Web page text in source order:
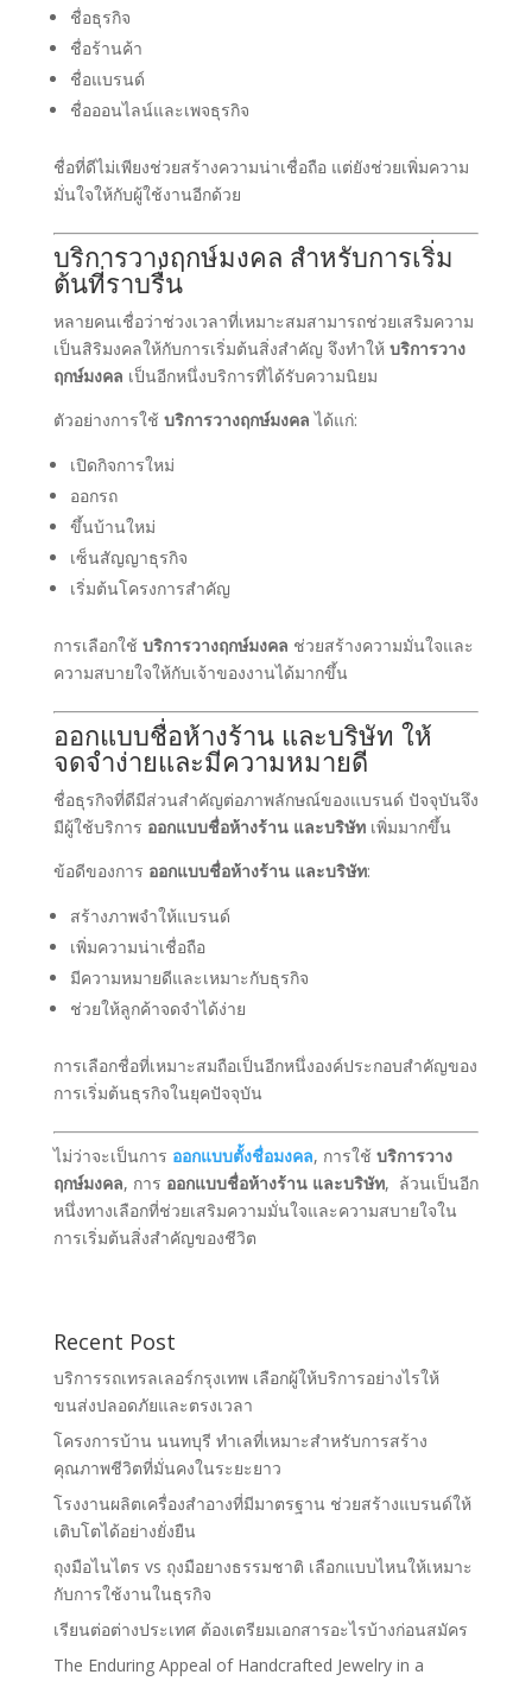
ชื่อธุรกิจ
ชื่อร้านค้า
ชื่อแบรนด์
ชื่อออนไลน์และเพจธุรกิจ
ชื่อที่ดีไม่เพียงช่วยสร้างความน่าเชื่อถือ แต่ยังช่วยเพิ่มความ
มั่นใจให้กับผู้ใช้งานอีกด้วย
บริการวางฤกษ์มงคล สำหรับการเริ่ม
ต้นที่ราบรื่น
หลายคนเชื่อว่าช่วงเวลาที่เหมาะสมสามารถช่วยเสริมความ
เป็นสิริมงคลให้กับการเริ่มต้นสิ่งสำคัญ จึงทำให้ บริการวาง
ฤกษ์มงคล เป็นอีกหนึ่งบริการที่ได้รับความนิยม
ตัวอย่างการใช้ บริการวางฤกษ์มงคล ได้แก่:
เปิดกิจการใหม่
ออกรถ
ขึ้นบ้านใหม่
เซ็นสัญญาธุรกิจ
เริ่มต้นโครงการสำคัญ
การเลือกใช้ บริการวางฤกษ์มงคล ช่วยสร้างความมั่นใจและ
ความสบายใจให้กับเจ้าของงานได้มากขึ้น
ออกแบบชื่อห้างร้าน และบริษัท ให้
จดจำง่ายและมีความหมายดี
ชื่อธุรกิจที่ดีมีส่วนสำคัญต่อภาพลักษณ์ของแบรนด์ ปัจจุบันจึง
มีผู้ใช้บริการ ออกแบบชื่อห้างร้าน และบริษัทเพิ่มมากขึ้น
ข้อดีของการ ออกแบบชื่อห้างร้าน และบริษัท:
สร้างภาพจำให้แบรนด์
เพิ่มความน่าเชื่อถือ
มีความหมายดีและเหมาะกับธุรกิจ
ช่วยให้ลูกค้าจดจำได้ง่าย
การเลือกชื่อที่เหมาะสมถือเป็นอีกหนึ่งองค์ประกอบสำคัญของ
การเริ่มต้นธุรกิจในยุคปัจจุบัน
ไม่ว่าจะเป็นการ ออกแบบตั้งชื่อมงคล, การใช้ บริการวาง
ฤกษ์มงคล, การ ออกแบบชื่อห้างร้าน และบริษัท, ล้วนเป็นอีก
หนึ่งทางเลือกที่ช่วยเสริมความมั่นใจและความสบายใจใน
การเริ่มต้นสิ่งสำคัญของชีวิต
Recent Post
บริการรถเทรลเลอร์กรุงเทพ เลือกผู้ให้บริการอย่างไรให้
ขนส่งปลอดภัยและตรงเวลา
โครงการบ้าน นนทบุรี ทำเลที่เหมาะสำหรับการสร้าง
คุณภาพชีวิตที่มั่นคงในระยะยาว
โรงงานผลิตเครื่องสำอางที่มีมาตรฐาน ช่วยสร้างแบรนด์ให้
เติบโตได้อย่างยั่งยืน
ถุงมือไนไตร vs ถุงมือยางธรรมชาติ เลือกแบบไหนให้เหมาะ
กับการใช้งานในธุรกิจ
เรียนต่อต่างประเทศ ต้องเตรียมเอกสารอะไรบ้างก่อนสมัคร
The Enduring Appeal of Handcrafted Jewelry in a